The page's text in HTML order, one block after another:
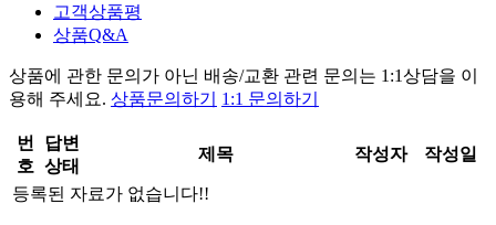
고객상품평
상품Q&A
상품에 관한 문의가 아닌 배송/교환 관련 문의는 1:1상담을 이
용해 주세요. 상품문의하기 1:1 문의하기
번
호
답변
상태
제목 작성자 작성일
등록된 자료가 없습니다!!